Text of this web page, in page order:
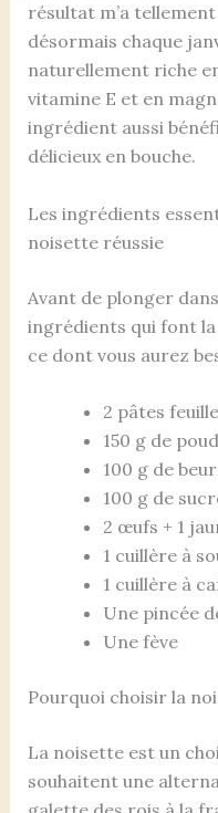
résultat m’a
désormais chaque
naturellement riche
vitamine E et en
ingrédient aussi
délicieux en bouche.
Les ingrédients
noisette réussie
Avant de plonger
ingrédients qui font
ce dont vous aurez
2 pâtes
150 g de
100 g de
100 g de
2 œufs + 1
1 cuillère à
1 cuillère à
Une pincée
Une fève
Pourquoi choisir la
La noisette est un
souhaitent une